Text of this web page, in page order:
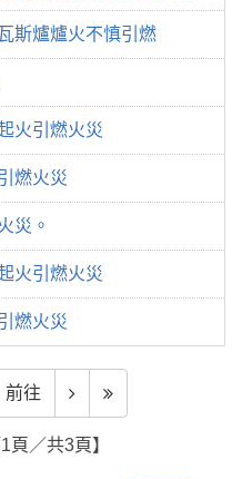
斯爐爐火不慎引燃
火引燃火災
燃火災
災。
火引燃火災
燃火災
前往
頁／共3頁】